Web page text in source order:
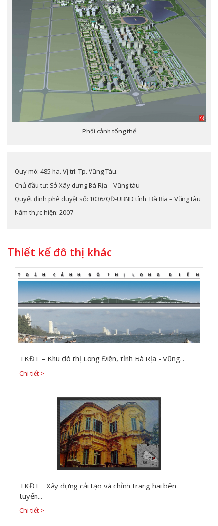
Phối cảnh tổng thể
Quy mô: 485 ha. Vị trí: Tp. Vũng Tàu.
Chủ đầu tư: Sở Xây dựng Bà Rịa – Vũng tàu
Quyết định phê duyệt số: 1036/QĐ-UBND tỉnh Bà Rịa – Vũng tàu
Năm thực hiện: 2007
Thiết kế đô thị khác
TKĐT – Khu đô thị Long Điền, tỉnh Bà Rịa - Vũng...
Chi tiết >
TKĐT - Xây dựng cải tạo và chỉnh trang hai bên
tuyến...
Chi tiết >